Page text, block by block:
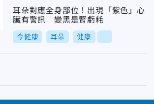
耳朵對應全身部位！出現「紫色」心
臟有警訊 變黑是腎虧耗
今健康 耳朵 健康